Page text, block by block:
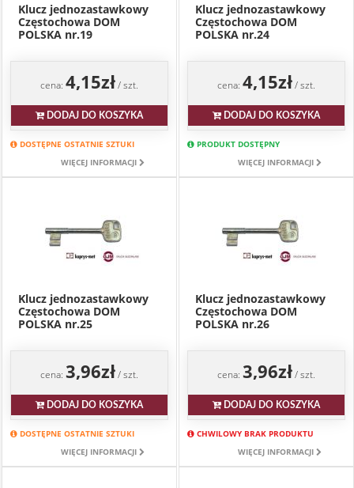
Klucz jednozastawkowy
Częstochowa DOM
POLSKA nr.19
cena: 4,15zł/ szt.
DODAJ DO KOSZYKA
DOSTĘPNE OSTATNIE SZTUKI
WIĘCEJ INFORMACJI
Klucz jednozastawkowy
Częstochowa DOM
POLSKA nr.24
cena: 4,15zł/ szt.
DODAJ DO KOSZYKA
PRODUKT DOSTĘPNY
WIĘCEJ INFORMACJI
Klucz jednozastawkowy
Częstochowa DOM
POLSKA nr.25
cena: 3,96zł/ szt.
DODAJ DO KOSZYKA
DOSTĘPNE OSTATNIE SZTUKI
WIĘCEJ INFORMACJI
Klucz jednozastawkowy
Częstochowa DOM
POLSKA nr.26
cena: 3,96zł/ szt.
DODAJ DO KOSZYKA
CHWILOWY BRAK PRODUKTU
WIĘCEJ INFORMACJI